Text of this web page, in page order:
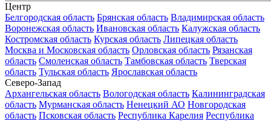
Центр
Белгородская область Брянская область Владимирская область
Воронежская область Ивановская область Калужская область
Костромская область Курская область Липецкая область
Москва и Московская область Орловская область Рязанская
область Смоленская область Тамбовская область Тверская
область Тульская область Ярославская область
Северо-Запад
Архангельская область Вологодская область Калининградская
область Мурманская область Ненецкий АО Новгородская
область Псковская область Республика Карелия Республика